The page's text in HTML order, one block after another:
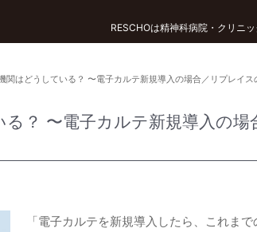
RESCHOは精神科病院・クリニ
関はどうしている？ 〜電子カルテ新規導入の場合／リプレイス
？ 〜電子カルテ新規導入の
「電子カルテを新規導入したら、これま